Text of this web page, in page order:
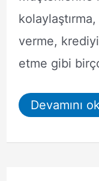
verme,
etme gibi
Arap
Türk
Kredi
Devamını